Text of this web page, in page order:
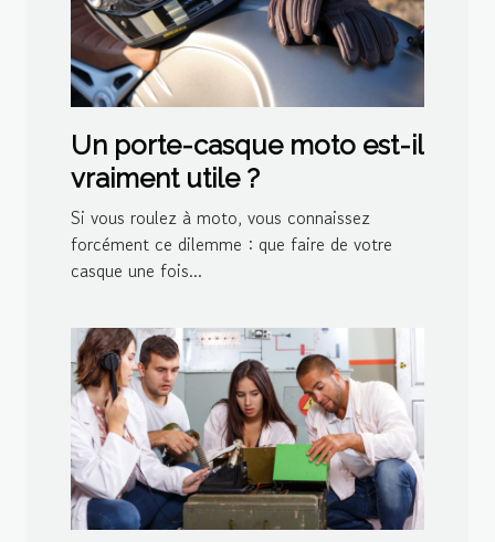
Un porte-casque moto est-il
vraiment utile ?
Si vous roulez à moto, vous connaissez
forcément ce dilemme : que faire de votre
casque une fois...